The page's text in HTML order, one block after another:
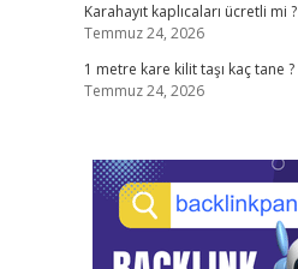
Karahayıt kaplıcaları ücretli mi ?
Temmuz 24, 2026
1 metre kare kilit taşı kaç tane ?
Temmuz 24, 2026